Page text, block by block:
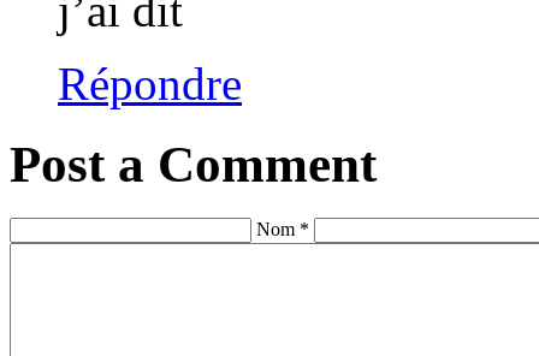
j’ai dit
Répondre
Post a Comment
Nom *